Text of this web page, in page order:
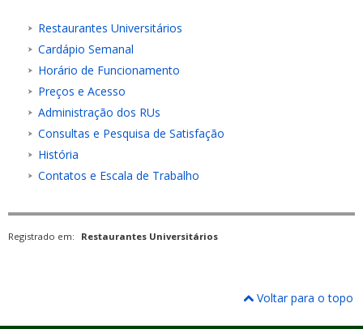
Restaurantes Universitários
Cardápio Semanal
Horário de Funcionamento
Preços e Acesso
Administração dos RUs
Consultas e Pesquisa de Satisfação
História
Contatos e Escala de Trabalho
Registrado em: Restaurantes Universitários
Voltar para o topo